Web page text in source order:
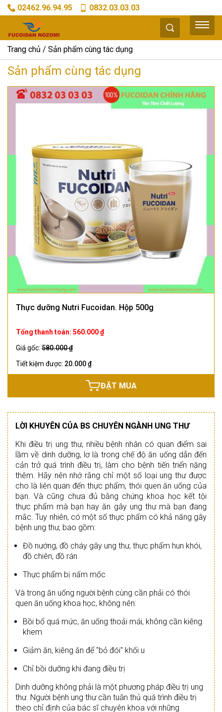
02462.96.94.95 0832.03.03.03
Trang chủ Sản phẩm cùng tác dụng
Sản phẩm cùng tác dụng
Thực dưỡng Nutri Fucoidan. Hộp 500g
Tổng thanh toán: 560.000 ₫
Giá gốc: 580.000 ₫
Tiết kiệm được: 20.000 ₫
ĐẶT MUA
LỜI KHUYÊN CỦA BS CHUYÊN NGÀNH UNG THƯ
Khi điều trị ung thư, nhiều bệnh nhân có quan điểm sai
lầm về dinh dưỡng, lơ là trong chế độ ăn uống dẫn đến
cản trở quá trình điều trị, làm cho bệnh tiến triển nặng
thêm. Hãy nên nhớ rằng chỉ một số loại ung thư được
cho là liên quan đến thực phẩm, thói quen ăn uống của
bạn. Và cũng chưa đủ bằng chứng khoa học kết tội
thực phẩm mà bạn hay ăn gây ung thư mà bạn đang
mắc. Tuy nhiên, có một số thực phẩm có khả năng gây
bệnh ung thư, bao gồm:
Đồ nướng, đồ cháy gây ung thư, thực phẩm hun khói,
đồ chiên, đồ rán
Thực phẩm bị nấm mốc
Và trong ăn uống người bệnh cùng cần phải có thói
quen ăn uống khoa học, không nên:
Bồi bổ quá mức, ăn uống thoải mái, không cần kiêng
khem
Giảm ăn, kiêng ăn để "bỏ đói" khối u
Chỉ bồi dưỡng khi đang điều trị
Dinh dưỡng không phải là một phương pháp điều trị ung
thư. Người bệnh ung thư cần tuân thủ quá trình điều trị
theo chỉ định của bác sĩ chuyên khoa với những